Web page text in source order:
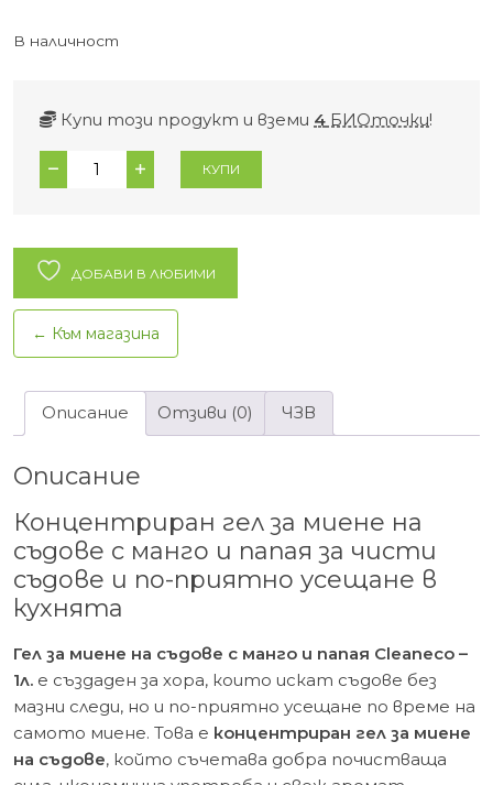
В наличност
Купи този продукт и вземи 4 БИОточки!
количество
за
гел
за
папая
–
1л.
КУПИ
ДОБАВИ В ЛЮБИМИ
← Към магазина
Описание Отзиви (0) ЧЗВ
Описание
Концентриран гел за миене на
съдове с манго и папая за чисти
съдове и по-приятно усещане в
кухнята
Гел за миене на съдове с манго и папая Cleaneco –
1л. е създаден за хора, които искат съдове без
мазни следи, но и по-приятно усещане по време на
самото миене. Това е концентриран гел за миене
на съдове, който съчетава добра почистваща